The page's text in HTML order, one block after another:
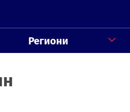
Региони